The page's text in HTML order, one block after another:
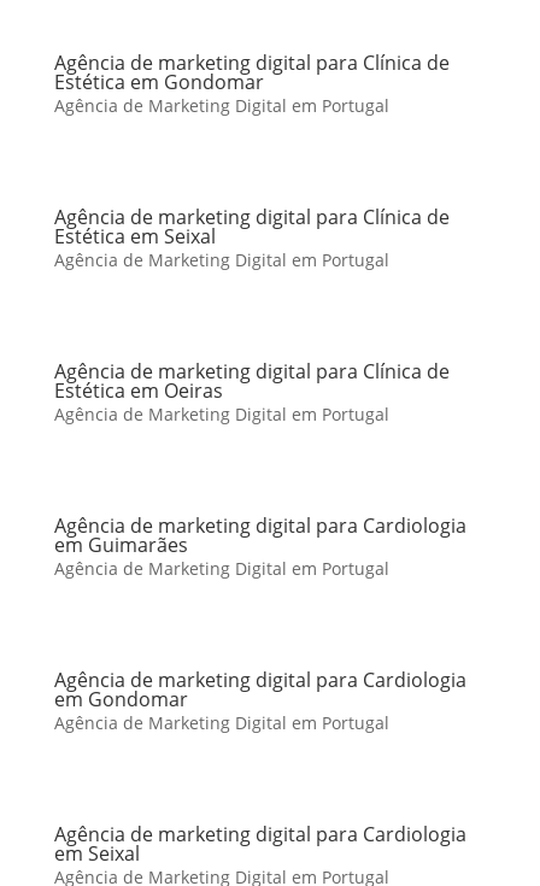
Agência de marketing digital para Clínica de
Estética em Gondomar
Agência de Marketing Digital em Portugal
Agência de marketing digital para Clínica de
Estética em Seixal
Agência de Marketing Digital em Portugal
Agência de marketing digital para Clínica de
Estética em Oeiras
Agência de Marketing Digital em Portugal
Agência de marketing digital para Cardiologia
em Guimarães
Agência de Marketing Digital em Portugal
Agência de marketing digital para Cardiologia
em Gondomar
Agência de Marketing Digital em Portugal
Agência de marketing digital para Cardiologia
em Seixal
Agência de Marketing Digital em Portugal